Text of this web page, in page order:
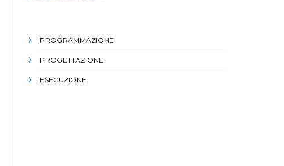
PROGRAMMAZIONE
PROGETTAZIONE
ESECUZIONE